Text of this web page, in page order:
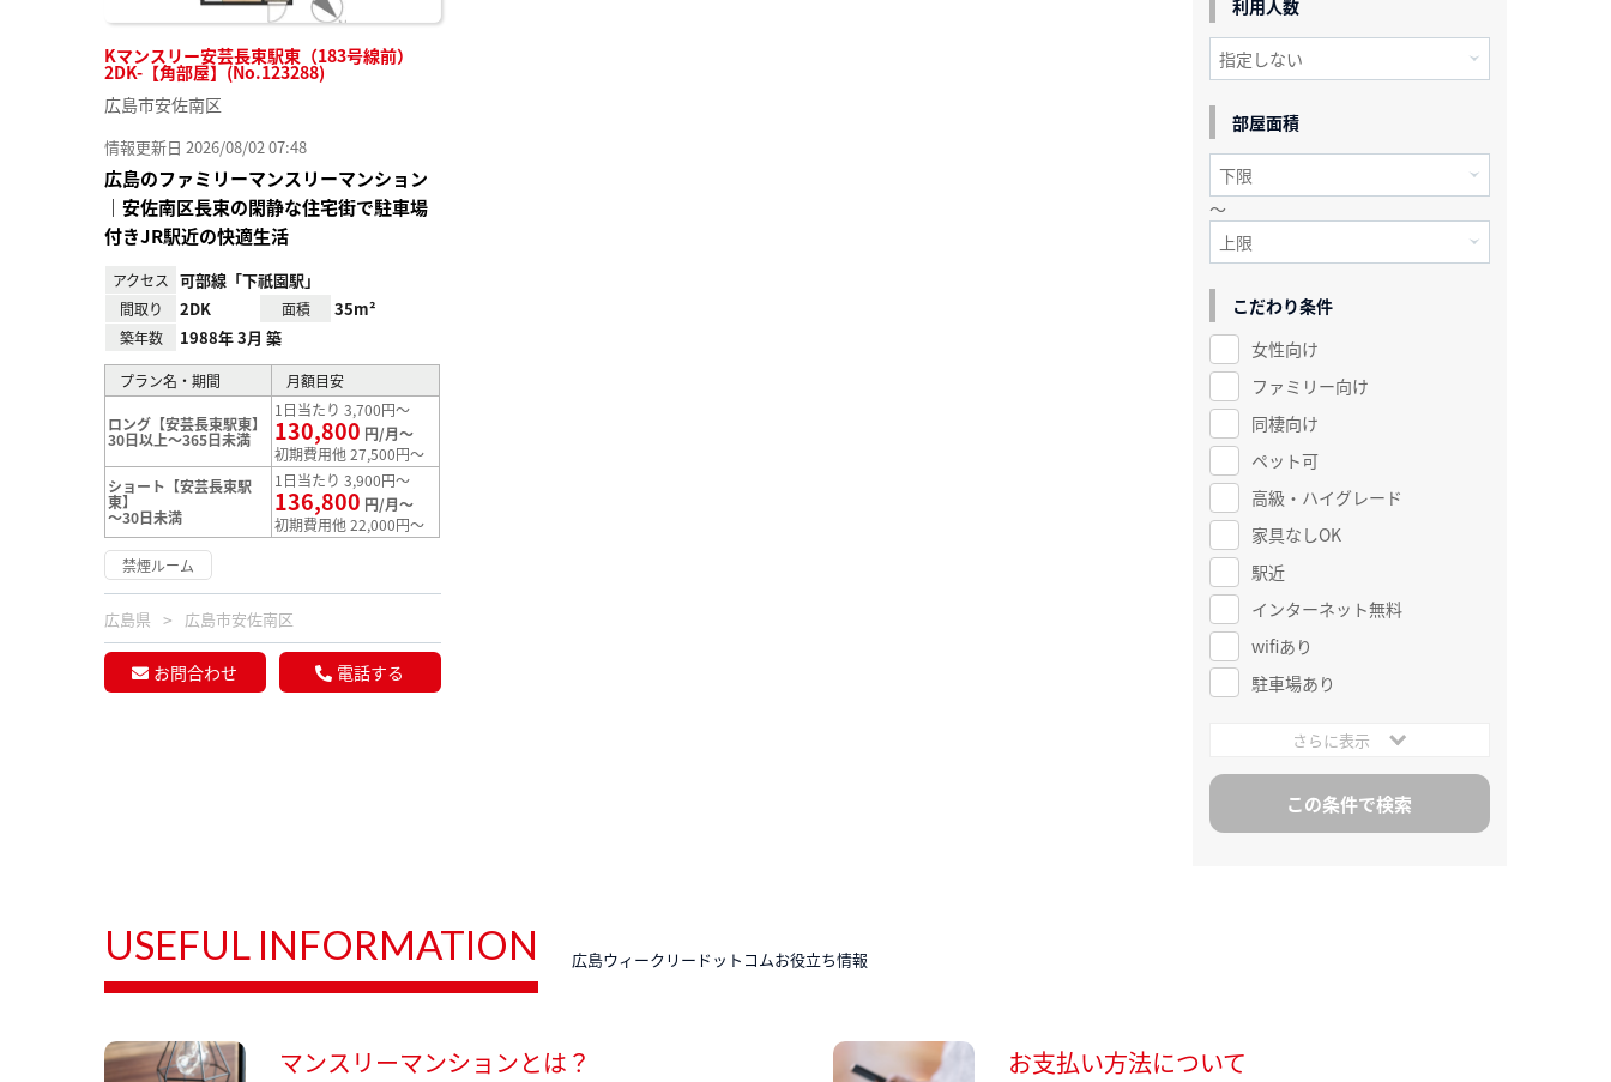
Kマンスリー安芸長束駅東（183号線前）
2DK-【角部屋】(No.123288)
広島市安佐南区
情報更新日 2026/08/02 07:48
広島のファミリーマンスリーマンション
｜安佐南区長束の閑静な住宅街で駐車場
付きJR駅近の快適生活
アクセス 可部線「下祇園駅」
間取り 2DK 面積 35m²
築年数 1988年 3月 築
プラン名・期間 月額目安
ロング【安芸長束駅東】
30日以上～365日未満
1日当たり 3,700円～
130,800 円/月～
初期費用他 27,500円～
ショート【安芸長束駅
東】
～30日未満
1日当たり 3,900円～
136,800 円/月～
初期費用他 22,000円～
禁煙ルーム
広島県 広島市安佐南区
お問合わせ 電話する
利用人数
部屋面積
～
こだわり条件
女性向け
ファミリー向け
同棲向け
ペット可
高級・ハイグレード
家具なしOK
駅近
インターネット無料
wifiあり
駐車場あり
さらに表示
USEFUL INFORMATION 広島ウィークリードットコムお役立ち情報
マンスリーマンションとは？ お支払い方法について